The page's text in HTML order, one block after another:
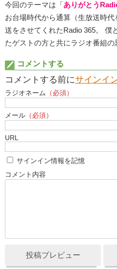
今回のテーマは「ありがとう
お台場時代から通算（生放送時
送をさせてくれたRadio 365。 僕
たゲストの方と共にラジオ番組の
コメントする
コメントする前にサインイ
ラジオネーム （必須）
メール （必須）
URL
サインイン情報を記憶
コメント内容
投稿プレビュー